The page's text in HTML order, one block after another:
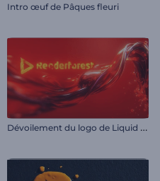
Intro œuf de Pâques fleuri
D
évoilement du logo de Liquid Fusion